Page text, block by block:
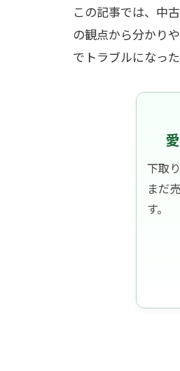
この記事では、中
の観点から分かり
でトラブルになっ
下取
まだ
す。